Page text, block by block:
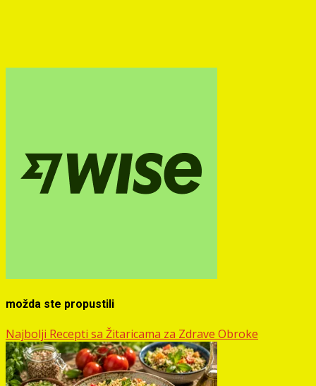
možda ste propustili
Najbolji Recepti sa Žitaricama za Zdrave Obroke